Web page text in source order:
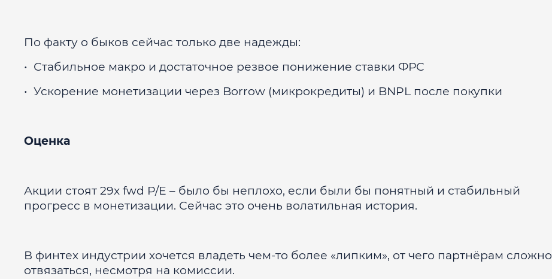
По факту о быков сейчас только две надежды:
• Стабильное макро и достаточное резвое понижение ставки ФРС
• Ускорение монетизации через Borrow (микрокредиты) и BNPL после покупки
Оценка
Акции стоят 29x fwd P/E – было бы неплохо, если были бы понятный и стабильный
прогресс в монетизации. Сейчас это очень волатильная история.
В финтех индустрии хочется владеть чем-то более «липким», от чего партнёрам сложно
отвязаться, несмотря на комиссии.